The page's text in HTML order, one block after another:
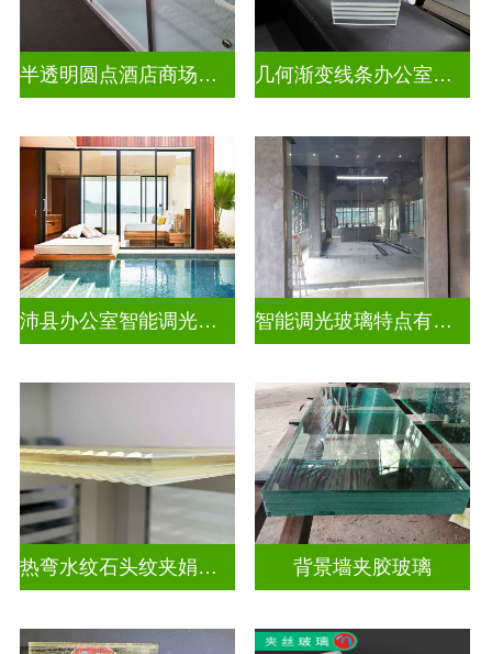
半透明圆点酒店商场彩色渐变玻璃 几何渐变线条办公室彩色渐变玻璃
沛县办公室智能调光玻璃厂商 智能调光玻璃特点有哪些方面
热弯水纹石头纹夹娟夹丝玻璃 背景墙夹胶玻璃